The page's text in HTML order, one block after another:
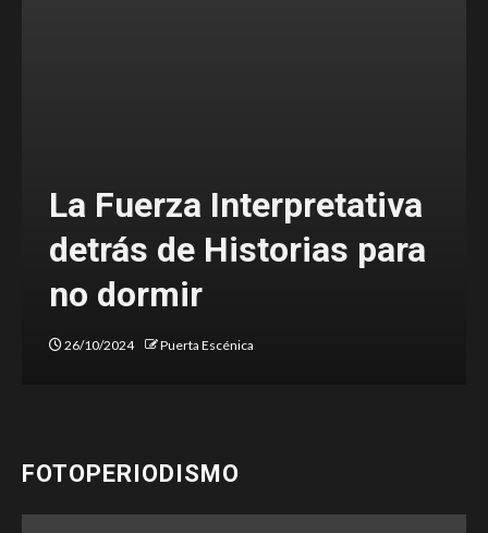
Una denuncia valiente
sobre el estado de nuestra
sociedad
20/03/2024 Majo Alanís
FOTOPERIODISMO